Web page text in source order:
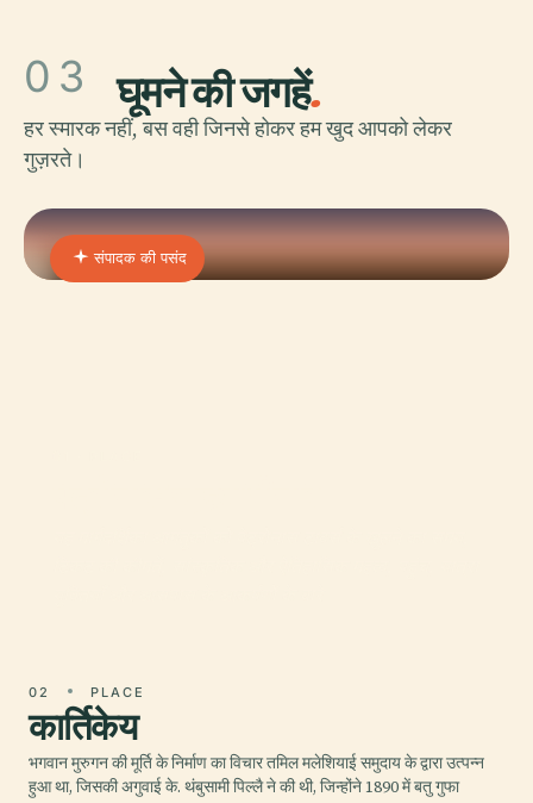
03 घूमने की जगहें.
हर स्मारक नहीं, बस वही जिनसे होकर हम खुद आपको लेकर
गुज़रते।
संपादक की पसंद
02 PLACE
कार्तिकेय
भगवान मुरुगन की मूर्ति के निर्माण का विचार तमिल मलेशियाई समुदाय के द्वारा उत्पन्न
हुआ था, जिसकी अगुवाई के. थंबुसामी पिल्लै ने की थी, जिन्होंने 1890 में बतु गुफा